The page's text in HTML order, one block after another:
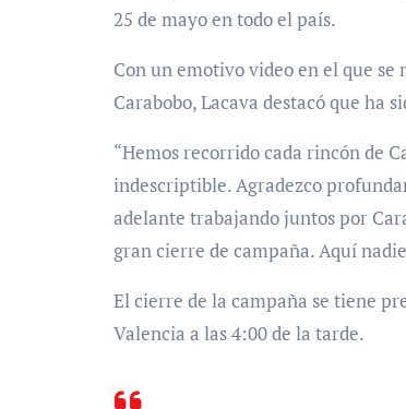
25 de mayo en todo el país.
Con un emotivo video en el que
Carabobo, Lacava destacó que ha
“Hemos recorrido cada rincón de
indescriptible. Agradezco
adelante trabajando juntos por
gran cierre de campaña. Aquí
El cierre de la campaña se tiene
Valencia a las 4:00 de la tarde.